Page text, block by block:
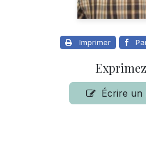
Imprimer
Écrire un